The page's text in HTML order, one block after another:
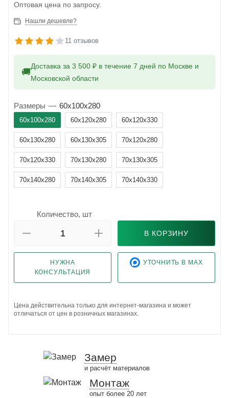
Оптовая цена по запросу.
Нашли дешевле?
11 отзывов
🚚
Доставка за 3 500 ₽ в течение 7 дней по Москве и
Московской области
Размеры — 60x100x280
60x100x280 60x120x280 60x120x330
60x130x280 60x130x305 70x120x280
70x120x330 70x130x280 70x130x305
70x140x280 70x140x305 70x140x330
Количество, шт
В КОРЗИНУ
НУЖНА
КОНСУЛЬТАЦИЯ
УТОЧНИТЬ В MAX
Цена действительна только для интернет-магазина и может
отличаться от цен в розничных магазинах.
Замер
и расчёт материалов
Монтаж
опыт более 20 лет